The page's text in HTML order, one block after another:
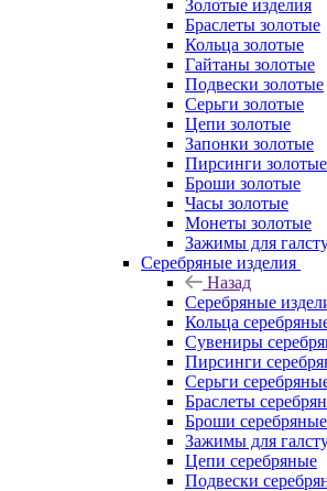
Золотые изделия
Браслеты золотые
Кольца золотые
Гайтаны золотые
Подвески золотые
Серьги золотые
Цепи золотые
Запонки золотые
Пирсинги золотые
Броши золотые
Часы золотые
Монеты золотые
Зажимы для
Серебряные изделия
Назад
Серебряные
Кольца
Сувениры
Пирсинги
Серьги
Браслеты
Броши серебряные
Зажимы для
Цепи серебряные
Подвески